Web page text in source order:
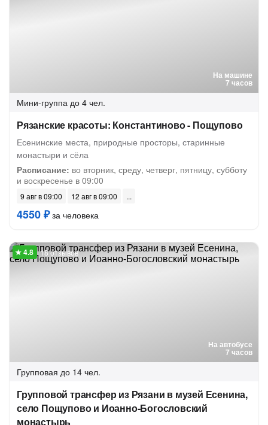
На машине
7 часов
Мини-группа до 4 чел.
Рязанские красоты: Константиново - Пощупово
Есенинские места, природные просторы, старинные
монастыри и сёла
Расписание: во вторник, среду, четверг, пятницу, субботу
и воскресенье в 09:00
9 авг в 09:00 12 авг в 09:00
4550 ₽за человека
На автобусе
7 часов
18 отзывов
Групповая до 14 чел.
Групповой трансфер из Рязани в музей Есенина,
село Пощупово и Иоанно-Богословский
монастырь